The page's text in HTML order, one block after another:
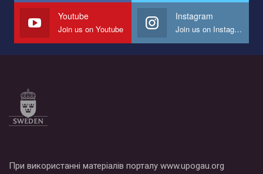
СОГИ в Украине.
Все, что вам нужно сделать - это зайти на наш канал YouTube
по этой ссылке и поставить лайк под видео.
Youtube
Join us on Youtube
Instagram
Join us on Instagram
При використанні матеріалів порталу www.upogau.org